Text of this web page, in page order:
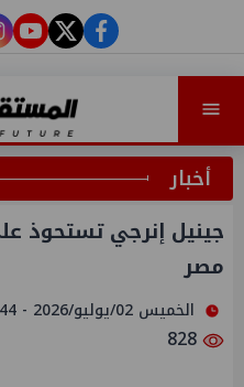
facebook
twitter
أخبار
جينيل إنرجي تستحوذ
مصر
الخميس 02/يوليو/2026 - 06:44 م